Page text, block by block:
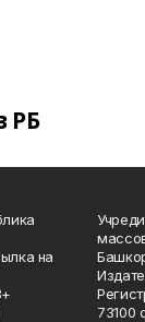
РБ
на
73100